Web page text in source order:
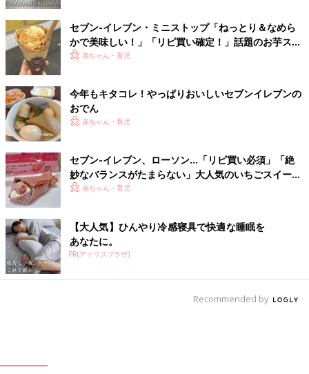
出典：Instagramアカウント「miwa_i1002」
miwa_i1002さんが作ったのは、セブンプレミアム「金のビーフ
シチュー」を使ったオートミールビーフシチュー。牛肉がたくさ
ん入っていてびっくりしたんだそうですよ。おいしそうなこのラ
ンチが、レトルト食品を温めるだけで作れるなんて便利でうれし
いですよね。
味も見た目もボリュームも全部合格点の優秀サン
ド！
セブン-イレブン・ミニストップ「ねっとり＆なめら
かで美味しい！」「リピ買い確定！」話題のお芋スイ
ーツ4選
赤ちゃん・育児
今年もキタコレ！やっぱりおいしいセブンイレブンの
おでん
赤ちゃん・育児
セブン-イレブン、ローソン…「リピ買い必須」「絶
妙なバランスがたまらない」大人気のいちごスイーツ
4選赤ちゃん・育児
【大人気】ひんやり冷感寝具で快適な睡眠を
あなたに。
PR(アイリスプラザ)
Recommended by